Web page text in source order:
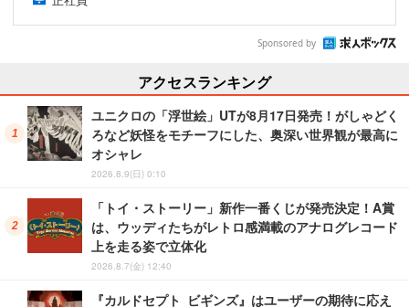
Sponsored by
アクセスランキング
ユニクロの「浮世絵」UTが8月17日発売！がしゃどく
ろなど妖怪をモチーフにした、奥深い世界観が最高に
オシャレ
2026.8.9(日) 0:10
「トイ・ストーリー」新作一番くじが発売決定！A賞
は、ウッディたちがレトロ感満載のアナログレコード
上を走る姿で立体化
2026.8.7(金) 12:40
『カルドセプト ビギンズ』はユーザーの期待に応え